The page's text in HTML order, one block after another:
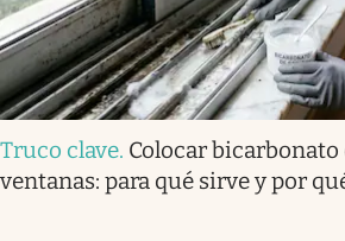
Truco clave. Colocar bicarbonato
ventanas: para qué sirve y por